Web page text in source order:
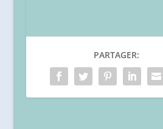
PARTAGER: